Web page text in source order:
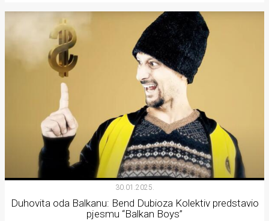
Aktuelnosti
Magazin
30.01.2025.
Duhovita oda Balkanu: Bend Dubioza Kolektiv predstavio
pjesmu “Balkan Boys”